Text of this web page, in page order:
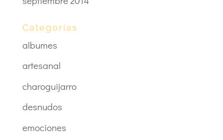
Categorías
albumes
artesanal
charoguijarro
desnudos
emociones